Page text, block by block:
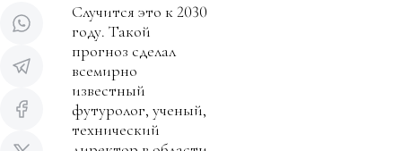
Случится это к 2030
году. Такой
прогноз сделал
всемирно
известный
футуролог, ученый,
технический